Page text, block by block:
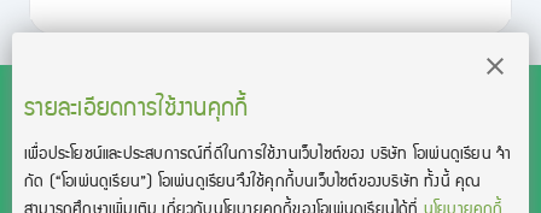
รายละเอียดการใช้งานคุกกี้
เพื่อประโยชน์และประสบการณ์ที่ดีในการใช้งานเว็บไซต์ของ บริษัท โอเพ่นดูเรียน จํา
กัด (“โอเพ่นดูเรียน”)โอเพ่นดูเรียนจึงใช้คุกกี้บนเว็บไซต์ของบริษัท ทั้งนี้ คุณ
สงวนลิขสิทธิ์โดย บริษัท โอเพ่นดูเรียน จำกัด 2021 ©︎ OpenDurian
Co., Ltd.